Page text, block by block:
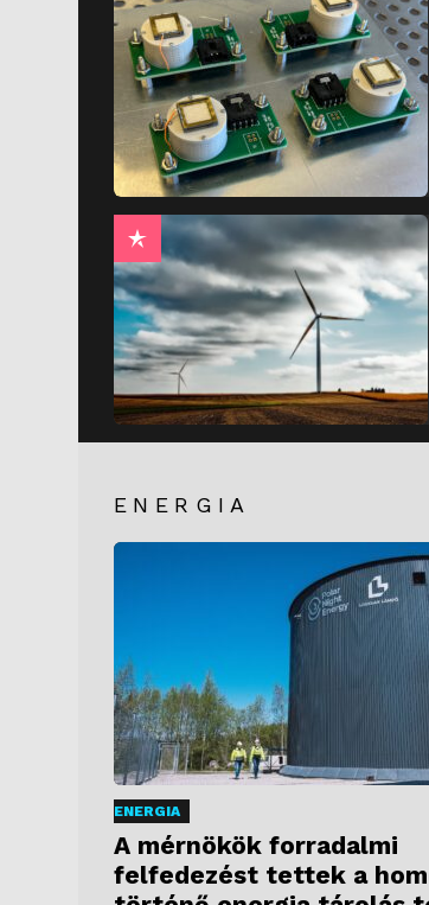
ENERGIA
ENERGIA
A mérnökök forradalmi
felfedezést tettek a